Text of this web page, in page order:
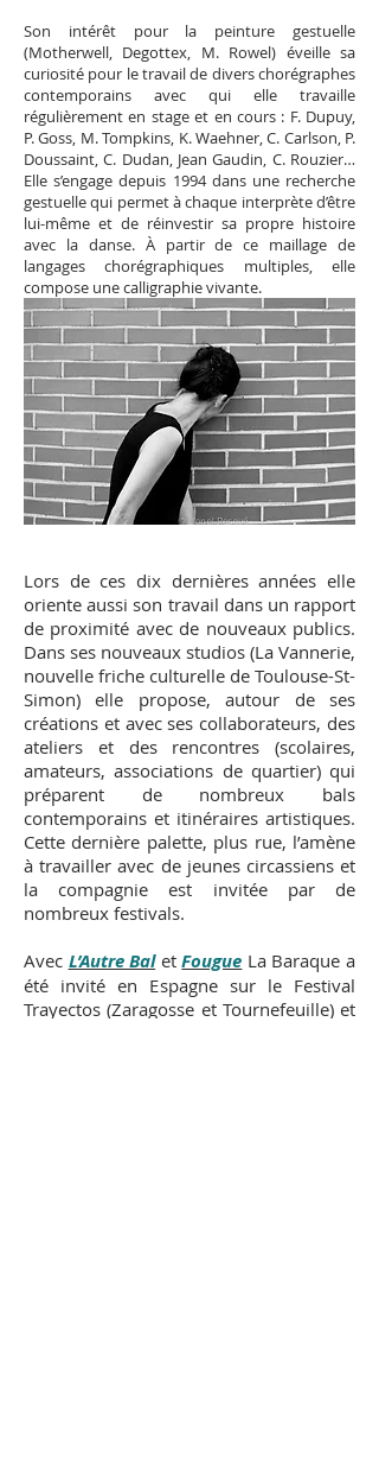
Son intérêt pour la peinture gestuelle
(Motherwell, Degottex, M. Rowel) éveille sa
curiosité pour le travail de divers chorégraphes
contemporains avec qui elle travaille
régulièrement en stage et en cours : F. Dupuy,
P. Goss, M. Tompkins, K. Waehner, C. Carlson, P.
Doussaint, C. Dudan, Jean Gaudin, C. Rouzier…
Elle s’engage depuis 1994 dans une recherche
gestuelle qui permet à chaque interprète d’être
lui-même et de réinvestir sa propre histoire
avec la danse. À partir de ce maillage de
langages chorégraphiques multiples, elle
compose une calligraphie vivante.
Lors de ces dix dernières années elle
oriente aussi son travail dans un rapport
de proximité avec de nouveaux publics.
Dans ses nouveaux studios (La Vannerie,
nouvelle friche culturelle de Toulouse-St-
Simon) elle propose, autour de ses
créations et avec ses collaborateurs, des
ateliers et des rencontres (scolaires,
amateurs, associations de quartier) qui
préparent de nombreux bals
contemporains et itinéraires artistiques.
Cette dernière palette, plus rue, l’amène
à travailler avec de jeunes circassiens et
la compagnie est invitée par de
nombreux festivals.
Avec L’Autre BaletFougue La Baraque a
été invité en Espagne sur le Festival
Trayectos (Zaragosse et Tournefeuille) et